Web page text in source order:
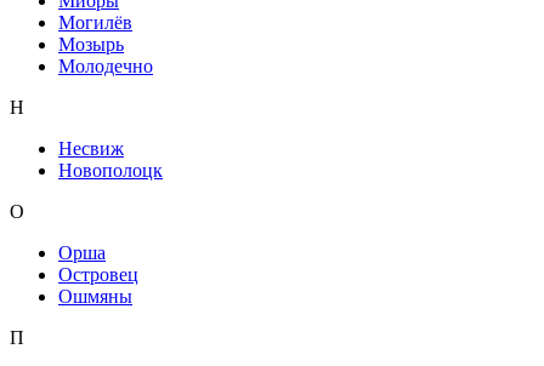
Могилёв
Мозырь
Молодечно
Н
Несвиж
Новополоцк
О
Орша
Островец
Ошмяны
П